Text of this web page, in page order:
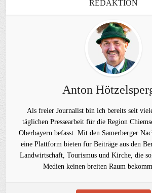
REDAKTION
Anton
Als freier Journalist bin ich bereits seit
täglichen Pressearbeit für die Region
Oberbayern befasst. Mit den Samerberger
eine Plattform bieten für Beiträge aus den
Landwirtschaft, Tourismus und Kirche, die
Medien keinen breiten Raum